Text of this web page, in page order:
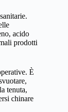
acido
prodotti
È
tenuta,
chinare